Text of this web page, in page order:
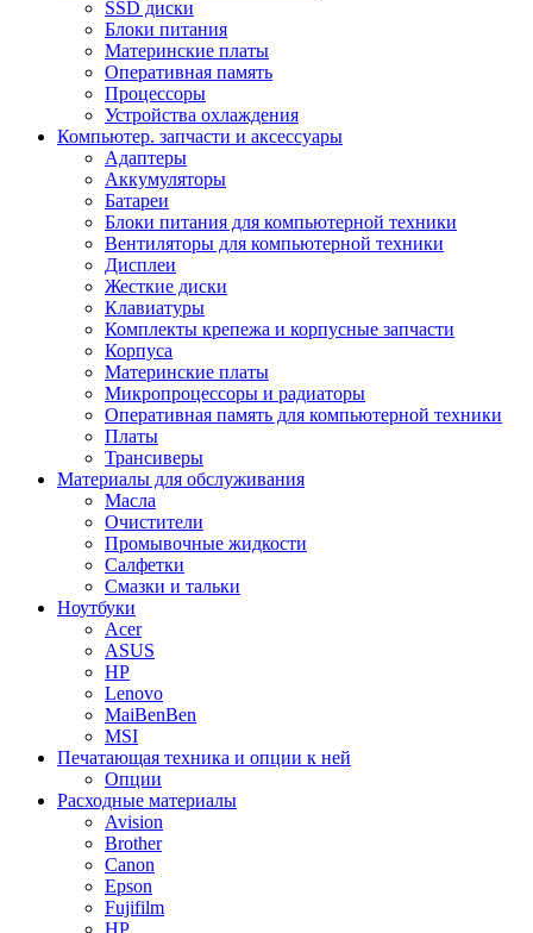
SSD диски
Блоки питания
Материнские платы
Оперативная память
Процессоры
Устройства охлаждения
Компьютер. запчасти и аксессуары
Адаптеры
Аккумуляторы
Батареи
Блоки питания для компьютерной техники
Вентиляторы для компьютерной техники
Дисплеи
Жесткие диски
Клавиатуры
Комплекты крепежа и корпусные запчасти
Корпуса
Материнские платы
Микропроцессоры и радиаторы
Оперативная память для компьютерной техники
Платы
Трансиверы
Материалы для обслуживания
Масла
Очистители
Промывочные жидкости
Салфетки
Смазки и тальки
Ноутбуки
Acer
ASUS
HP
Lenovo
MaiBenBen
MSI
Печатающая техника и опции к ней
Опции
Расходные материалы
Avision
Brother
Canon
Epson
Fujifilm
HP